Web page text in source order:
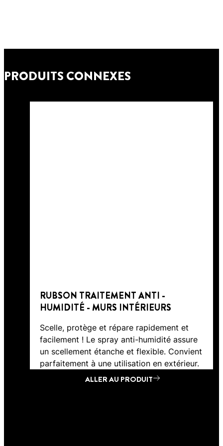
PRODUITS CONNEXES
RUBSON TRAITEMENT ANTI -
HUMIDITÉ - MURS INTÉRIEURS
Scelle, protège et répare rapidement et
facilement ! Le spray anti-humidité assure
un scellement étanche et flexible. Convient
parfaitement à une utilisation en extérieur.
ALLER AU PRODUIT